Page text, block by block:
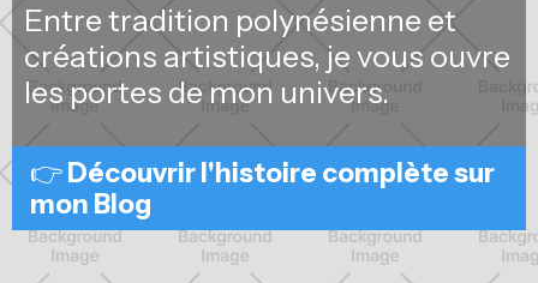
Entre tradition polynésienne et
créations artistiques, je vous ouvre
les portes de mon univers.
👉Découvrir l'histoire complète sur
mon Blog